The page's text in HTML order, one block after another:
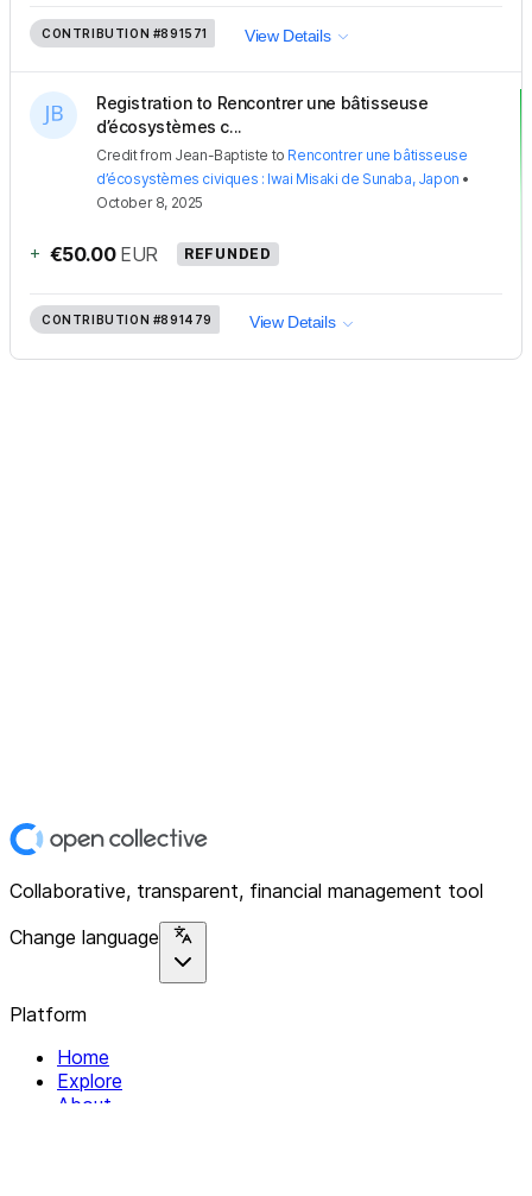
CONTRIBUTION #891571 View Details
Registration to Rencontrer une bâtisseuse
d’écosystèmes c...
Creditfrom Jean-Baptiste to Rencontrer une bâtisseuse
d’écosystèmes civiques : Iwai Misaki de Sunaba, Japon •
October 8, 2025
+ €50.00 EUR REFUNDED
CONTRIBUTION #891479 View Details
Collaborative, transparent, financial management tool
Change language
Platform
Home
Explore
About